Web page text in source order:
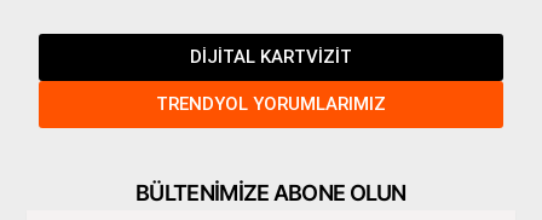
DİJİTAL KARTVİZİT
TRENDYOL YORUMLARIMIZ
BÜLTENİMİZE ABONE OLUN